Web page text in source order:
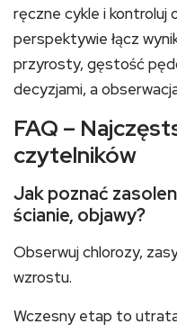
ręczne cykle i kontroluj
perspektywie łącz
przyrosty, gęstość
decyzjami, a
FAQ –
czytelników
Jak poznać
ścianie, objawy?
Obserwuj chlorozy,
wzrostu.
Wczesny etap to utrata